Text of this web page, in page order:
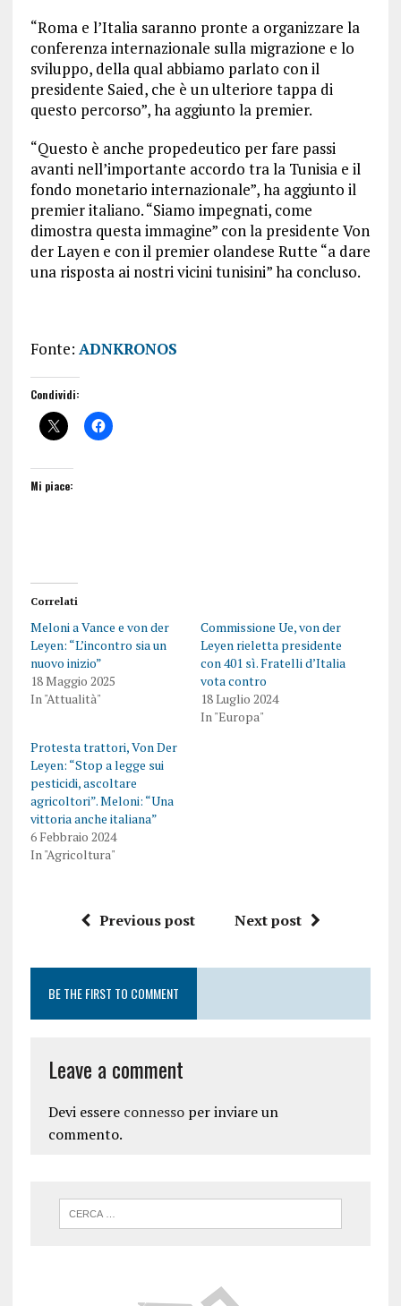
“Roma e l’Italia saranno pronte a organizzare la
conferenza internazionale sulla migrazione e lo
sviluppo, della qual abbiamo parlato con il
presidente Saied, che è un ulteriore tappa di
questo percorso”, ha aggiunto la premier.
“Questo è anche propedeutico per fare passi
avanti nell’importante accordo tra la Tunisia e il
fondo monetario internazionale”, ha aggiunto il
premier italiano. “Siamo impegnati, come
dimostra questa immagine” con la presidente Von
der Layen e con il premier olandese Rutte “a dare
una risposta ai nostri vicini tunisini” ha concluso.
Fonte: ADNKRONOS
Condividi:
Mi piace:
Correlati
Meloni a Vance e von der
Leyen: “L’incontro sia un
nuovo inizio”
18 Maggio 2025
In "Attualità"
Commissione Ue, von der
Leyen rieletta presidente
con 401 sì. Fratelli d’Italia
vota contro
18 Luglio 2024
In "Europa"
Protesta trattori, Von Der
Leyen: “Stop a legge sui
pesticidi, ascoltare
agricoltori”. Meloni: “Una
vittoria anche italiana”
6 Febbraio 2024
In "Agricoltura"
Previous post Next post
BE THE FIRST TO COMMENT
Leave a comment
Devi essere connessoper inviare un
commento.